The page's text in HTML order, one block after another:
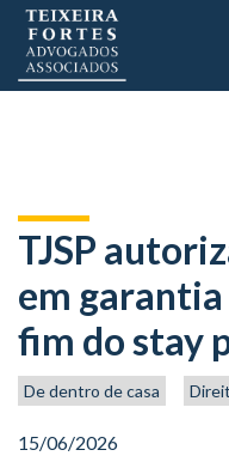
TJSP
em
fim do stay
De dentro de casa
15/06/2026